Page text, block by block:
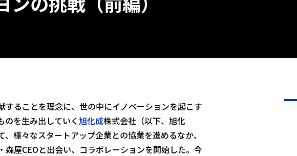
することを理念に、世の中にイノベーションを起こす
のを生み出していく旭化成株式会社（以下、旭化
様々なスタートアップ企業との協業を進めるなか、
・森屋CEOと出会い、コラボレーションを開始した。今